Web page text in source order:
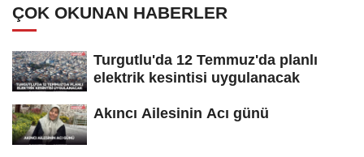
ÇOK OKUNAN HABERLER
Turgutlu'da 12 Temmuz'da planlı
elektrik kesintisi uygulanacak
Akıncı Ailesinin Acı günü